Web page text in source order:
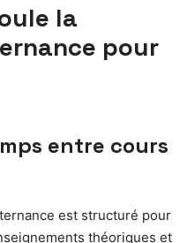
la
pour
entre cours
est structuré pour
théoriques et